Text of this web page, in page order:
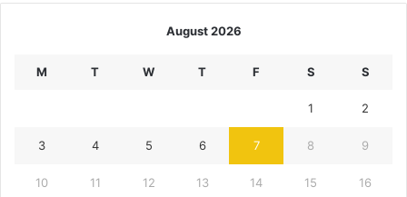
August 2026
M T W T F S S
1 2
3 4 5 6 7 8 9
10 11 12 13 14 15 16